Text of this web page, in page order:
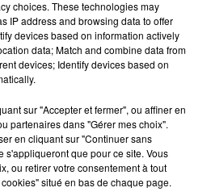
tombent de la tour
: des désaccords
en Gironde : encore
semaines avant
choices. These technologies may
IP address and browsing data to offer
devices based on information actively
data; Match and combine data from
devices; Identify devices based on
sur "Accepter et fermer", ou affiner en
partenaires dans "Gérer mes choix".
en cliquant sur "Continuer sans
s'appliqueront que pour ce site. Vous
ou retirer votre consentement à tout
situé en bas de chaque page.